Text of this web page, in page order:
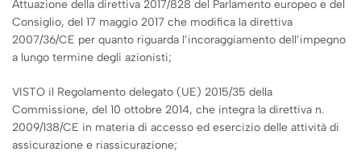
Attuazione della direttiva 2017/828 del Parlamento europeo e del
Consiglio, del 17 maggio 2017 che modifica la direttiva
2007/36/CE per quanto riguarda l’incoraggiamento dell’impegno
a lungo termine degli azionisti;
VISTO il Regolamento delegato (UE) 2015/35 della
Commissione, del 10 ottobre 2014, che integra la direttiva n.
2009/138/CE in materia di accesso ed esercizio delle attività di
assicurazione e riassicurazione;